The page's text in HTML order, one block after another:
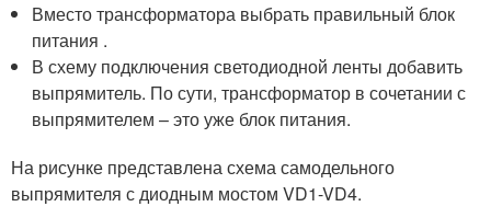
Вместо трансформатора выбрать правильный блок
питания .
В схему подключения светодиодной ленты добавить
выпрямитель. По сути, трансформатор в сочетании с
выпрямителем – это уже блок питания.
На рисунке представлена схема самодельного
выпрямителя с диодным мостом VD1-VD4.